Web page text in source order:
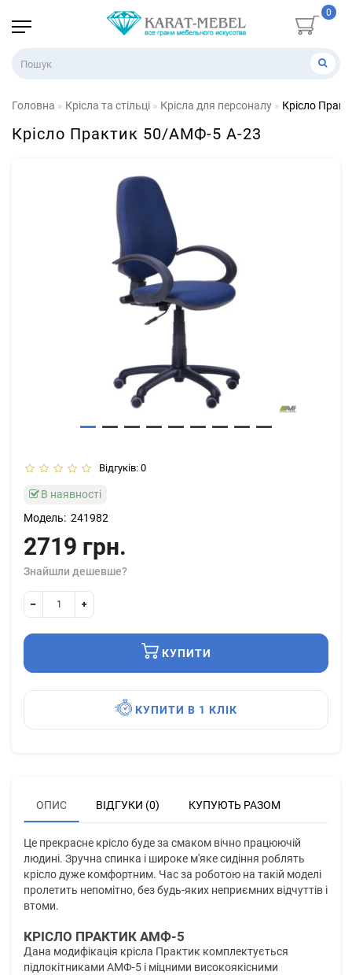
0
Головна Крісла та стільці Крісла для персоналу Крісло
Крісло Практик 50/АМФ-5 А-23
Відгуків: 0
В наявності
Модель: 241982
2719 грн.
Знайшли дешевше?
КУПИТИ
КУПИТИ В 1 КЛІК
ОПИС ВІДГУКИ (0) КУПУЮТЬ РАЗОМ
Це прекрасне крісло буде за смаком вічно працюючій
людині. Зручна спинка і широке м'яке сидіння роблять
крісло дуже комфортним. Час за роботою на такій моделі
пролетить непомітно, без будь-яких неприємних відчуттів і
втоми.
КРІСЛО ПРАКТИК АМФ-5
Дана модифікація крісла Практик комплектується
підлокітниками АМФ-5 і міцними високоякісними